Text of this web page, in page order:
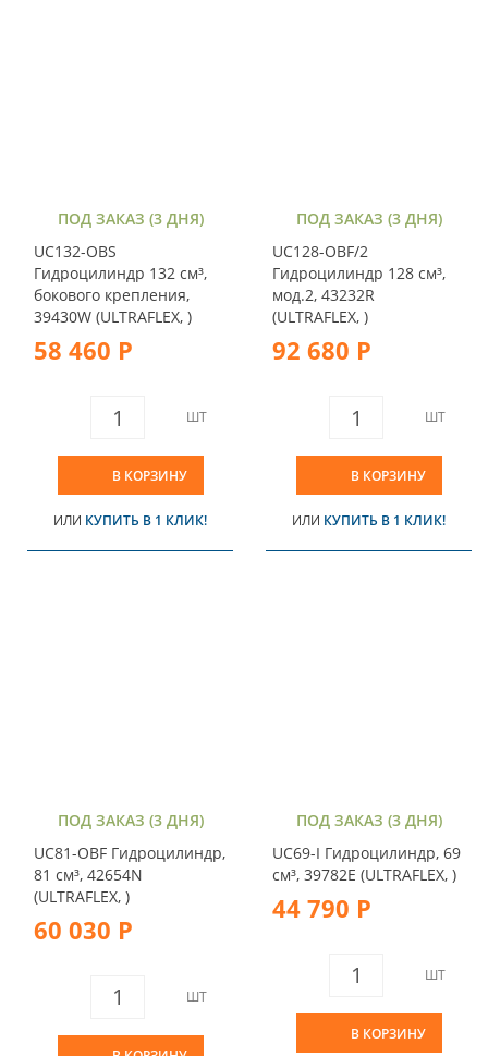
ПОД ЗАКАЗ (3 ДНЯ)
UC132-OBS
Гидроцилиндр 132 см³,
бокового крепления,
39430W (ULTRAFLEX, )
58 460 Р
ШТ
В КОРЗИНУ
ИЛИ КУПИТЬ В 1 КЛИК!
ПОД ЗАКАЗ (3 ДНЯ)
UC128-OBF/2
Гидроцилиндр 128 см³,
мод.2, 43232R
(ULTRAFLEX, )
92 680 Р
ШТ
В КОРЗИНУ
ИЛИ КУПИТЬ В 1 КЛИК!
ПОД ЗАКАЗ (3 ДНЯ)
UC81-OBF Гидроцилиндр,
81 см³, 42654N
(ULTRAFLEX, )
60 030 Р
ШТ
ПОД ЗАКАЗ (3 ДНЯ)
UC69-I Гидроцилиндр, 69
см³, 39782E (ULTRAFLEX, )
44 790 Р
ШТ
В КОРЗИНУ